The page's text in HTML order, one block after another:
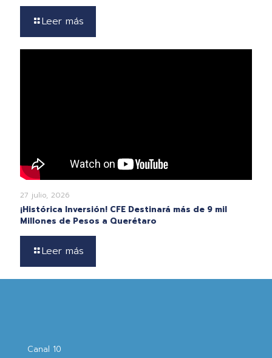
Leer más
27 julio, 2026
¡Histórica Inversión! CFE Destinará más de 9 mil
Millones de Pesos a Querétaro
Leer más
Canal 10